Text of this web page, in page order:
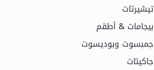
تيشيرتات
بيجامات & أطقم
جمبسوت وبوديسوت
جاكيتات